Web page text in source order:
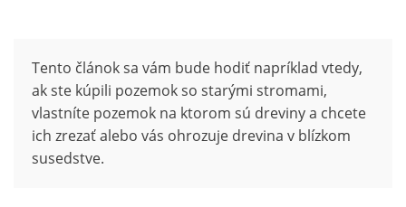
Tento článok sa vám bude hodiť napríklad vtedy,
ak ste kúpili pozemok so starými stromami,
vlastníte pozemok na ktorom sú dreviny a chcete
ich zrezať alebo vás ohrozuje drevina v blízkom
susedstve.